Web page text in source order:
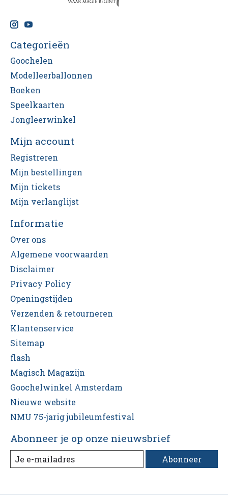
Categorieën
Goochelen
Modelleerballonnen
Boeken
Speelkaarten
Jongleerwinkel
Mijn account
Registreren
Mijn bestellingen
Mijn tickets
Mijn verlanglijst
Informatie
Over ons
Algemene voorwaarden
Disclaimer
Privacy Policy
Openingstijden
Verzenden & retourneren
Klantenservice
Sitemap
flash
Magisch Magazijn
Goochelwinkel Amsterdam
Nieuwe website
NMU 75-jarig jubileumfestival
Abonneer je op onze nieuwsbrief
Abonneer